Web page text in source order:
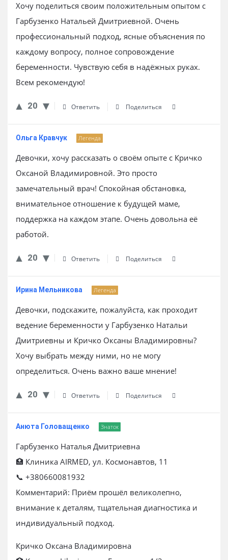
Хочу поделиться своим положительным опытом с
Гарбузенко Натальей Дмитриевной. Очень
профессиональный подход, ясные объяснения по
каждому вопросу, полное сопровождение
беременности. Чувствую себя в надёжных руках.
Всем рекомендую!
20 Ответить Поделиться
Ольга Кравчук Легенда
Девочки, хочу рассказать о своём опыте с Кричко
Оксаной Владимировной. Это просто
замечательный врач! Спокойная обстановка,
внимательное отношение к будущей маме,
поддержка на каждом этапе. Очень довольна её
работой.
20 Ответить Поделиться
Ирина Мельникова Легенда
Девочки, подскажите, пожалуйста, как проходит
ведение беременности у Гарбузенко Натальи
Дмитриевны и Кричко Оксаны Владимировны?
Хочу выбрать между ними, но не могу
определиться. Очень важно ваше мнение!
20 Ответить Поделиться
Анюта Головащенко Знаток
Гарбузенко Наталья Дмитриевна
🏥 Клиника AIRMED, ул. Космонавтов, 11
📞 +380660081932
Комментарий: Приём прошёл великолепно,
внимание к деталям, тщательная диагностика и
индивидуальный подход.
Кричко Оксана Владимировна